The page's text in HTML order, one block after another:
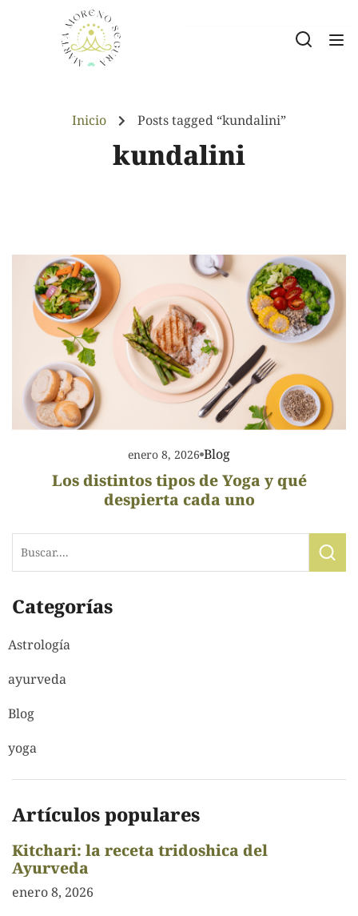
Inicio Posts tagged “kundalini”
kundalini
enero 8, 2026 Blog
Los distintos tipos de Yoga y qué
despierta cada uno
Categorías
Astrología
ayurveda
Blog
yoga
Artículos populares
Kitchari: la receta tridoshica del
Ayurveda
enero 8, 2026